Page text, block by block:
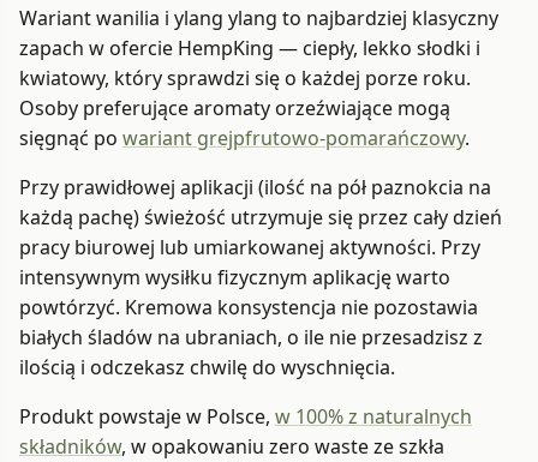
Wariant wanilia i ylang ylang to najbardziej klasyczny
zapach w ofercie HempKing — ciepły, lekko słodki i
kwiatowy, który sprawdzi się o każdej porze roku.
Osoby preferujące aromaty orzeźwiające mogą
sięgnąć po wariant grejpfrutowo-pomarańczowy.
Przy prawidłowej aplikacji (ilość na pół paznokcia na
każdą pachę) świeżość utrzymuje się przez cały dzień
pracy biurowej lub umiarkowanej aktywności. Przy
intensywnym wysiłku fizycznym aplikację warto
powtórzyć. Kremowa konsystencja nie pozostawia
białych śladów na ubraniach, o ile nie przesadzisz z
ilością i odczekasz chwilę do wyschnięcia.
Produkt powstaje w Polsce, w 100% z naturalnych
składników, w opakowaniu zero waste ze szkła